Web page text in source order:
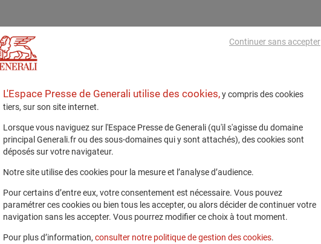
L'Espace Presse de Generali utilise des cookies,y compris des cookies
tiers, sur son site internet.
Lorsque vous naviguez sur l'Espace Presse de Generali (qu'il s'agisse du domaine
principal Generali.fr ou des sous-domaines qui y sont attachés), des cookies sont
déposés sur votre navigateur.
Notre site utilise des cookies pour la mesure et l’analyse d’audience.
Pour certains d’entre eux, votre consentement est nécessaire. Vous pouvez
paramétrer ces cookies ou bien tous les accepter, ou alors décider de continuer votre
navigation sans les accepter. Vous pourrez modifier ce choix à tout moment.
Pour plus d’information, consulter notre politique de gestion des cookies.
Continuer sans accepter